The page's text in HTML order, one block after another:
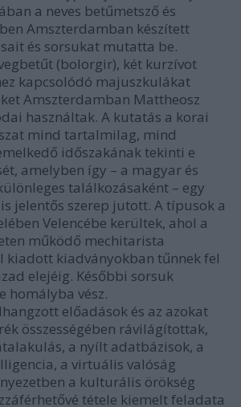
a neves betűmetsző és
Amszterdamban készített
és sorsukat mutatta be.
(bolorgir), két kurzívot
kapcsolódó majuszkulákat
Amszterdamban Mattheosz
használtak. A kutatás a korai
mind tartalmilag, mind
időszakának tekinti e
amelyben így – a magyar és
találkozásaként – egy
jelentős szerep jutott. A típusok a
Velencébe kerültek, ahol a
működő mechitarista
kiadott kiadványokban tűnnek fel
elejéig. Későbbi sorsuk
homályba vész.
előadások és az azokat
összességében rávilágítottak,
a nyílt adatbázisok, a
a virtuális valóság
a kulturális örökség
tétele kiemelt feladata